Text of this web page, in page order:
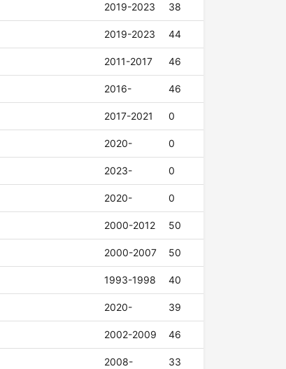
2019-2023 38
2019-2023 44
2011-2017 46
2016- 46
2017-2021 0
2020- 0
2023- 0
2020- 0
2000-2012 50
2000-2007 50
1993-1998 40
2020- 39
2002-2009 46
2008- 33